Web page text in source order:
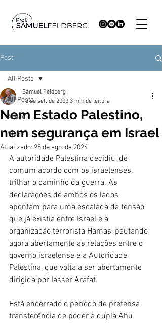
Post
All Posts
Artigo
Video
All Posts
Nem Estado Palestino,
nem segurança em Israel
Samuel Feldberg
13 de set. de 2003 3 min de leitura
Atualizado: 25 de ago. de 2024
A autoridade Palestina decidiu, de
comum acordo com os israelenses,
trilhar o caminho da guerra. As
declarações de ambos os lados
apontam para uma escalada da tensão
que já existia entre Israel e a
organização terrorista Hamas, pautando
agora abertamente as relações entre o
governo israelense e a Autoridade
Palestina, que volta a ser abertamente
dirigida por Iasser Arafat.
Está encerrado o período de pretensa
transferência de poder à dupla Abu